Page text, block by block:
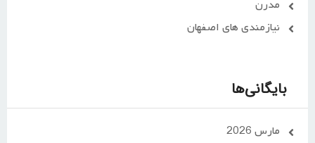
مدرن
نیازمندی های اصفهان
بایگانی‌ها
مارس 2026